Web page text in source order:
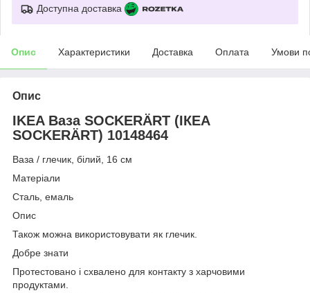
Доступна доставка
Опис Характеристики Доставка Оплата Умови
Опис
IKEA Ваза SOCKERÄRT (ІКЕА
SOCKERÄRT) 10148464
Ваза / глечик, білий, 16 см
Матеріали
Сталь, емаль
Опис
Також можна використовувати як глечик.
Добре знати
Протестовано і схвалено для контакту з харчовими
продуктами.